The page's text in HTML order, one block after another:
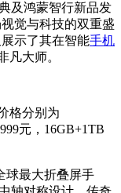
及鸿蒙智行新品发
觉与科技的双重盛
示了其在智能手机
凡大师。
格分别为
元，16GB+1TB
球最大折叠屏手